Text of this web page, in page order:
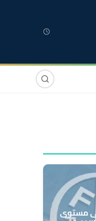
صوت وصورة
مستوى